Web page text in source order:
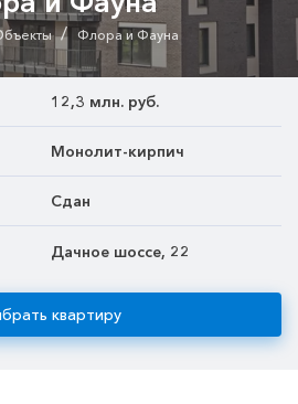
/ Флора и Фауна
12,3 млн. руб.
Монолит-кирпич
Сдан
Дачное шоссе, 22
квартиру